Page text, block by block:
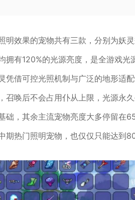
明效果的宠物共有三款，分别为妖
拥有120%的光源亮度，是全游戏
凭借可控光照机制与广泛的地形适
召唤后不会占用仆从上限，光源永
础，其余主流宠物亮度大多停留在
期热门照明宠物，也仅仅只能达到